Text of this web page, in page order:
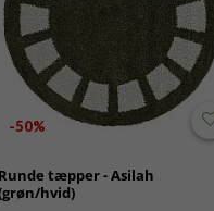
-50%
Runde tæpper - Asilah
hvid)